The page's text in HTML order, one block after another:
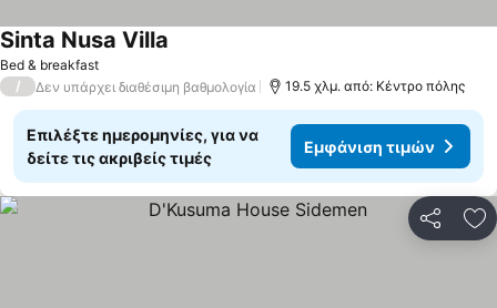
Bed & breakfast
Sinta Nusa Villa
/ Δεν υπάρχει διαθέσιμη βαθμολογία 19.5 χλμ. από: Κέντρο πόλης
Επιλέξτε ημερομηνίες, για να
δείτε τις ακριβείς τιμές
Εμφάνιση τιμών